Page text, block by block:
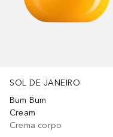
SOL DE JANEIRO
Bum Bum
Cream
Crema corpo